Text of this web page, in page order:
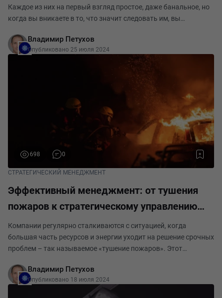
Каждое из них на первый взгляд простое, даже банальное, но
когда вы вникаете в то, что значит следовать им, вы
активных усилий с вашей стороны. Но опы
Владимир Петухов
Опубликовано 25 июля 2024
698 0
СТРАТЕГИЧЕСКИЙ МЕНЕДЖМЕНТ
Эффективный менеджмент: от тушения
пожаров к стратегическому управлению
продуктом
Компании регулярно сталкиваются с ситуацией, когда
большая часть ресурсов и энергии уходит на решение срочных
проблем – так называемое «тушение пожаров». Этот
но и отвлекает от стратегического планирова
Владимир Петухов
Опубликовано 18 июля 2024